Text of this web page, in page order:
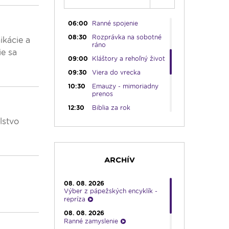
a
sa
05:45
Ranné chvály
06:00
Ranné spojenie
08:30
Rozprávka na sobotné
ráno
09:00
Kláštory a rehoľný život
09:30
Viera do vrecka
10:30
Emauzy - mimoriadny
prenos
12:30
Biblia za rok
milosrdenstva - Hodina
milosrdenstva
15:50
Vatikánsky týždenník (r.)
LUMEN
ARCHÍV
08. 08. 2026
Výber z pápežských encyklík -
repríza
08. 08. 2026
Ranné zamyslenie